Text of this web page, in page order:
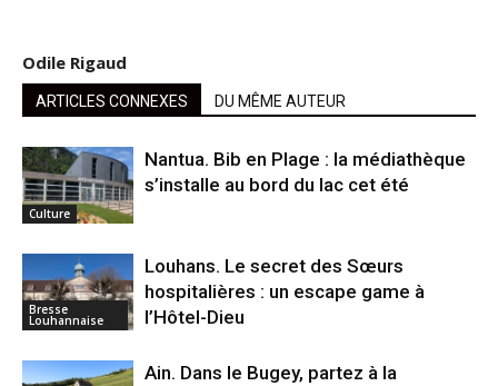
Odile Rigaud
ARTICLES CONNEXES DU MÊME AUTEUR
Culture
Nantua. Bib en Plage : la médiathèque
s’installe au bord du lac cet été
Bresse
Louhannaise
Louhans. Le secret des Sœurs
hospitalières : un escape game à
l’Hôtel-Dieu
Ain. Dans le Bugey, partez à la